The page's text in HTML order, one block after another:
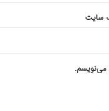
سایت
می‌نویسم.